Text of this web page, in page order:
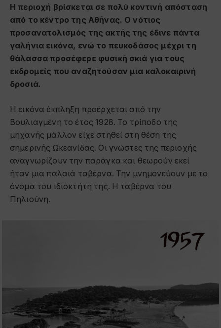
Η περιοχή βρίσκεται σε πολύ κοντινή απόσταση
από το κέντρο της Αθήνας. Ο νότιος
προσανατολισμός της ακτής της έδινε πάντα
γαλήνια εικόνα, ενώ το πευκοδάσος μέχρι τη
θάλασσα προσέφερε φυσική σκιά για τους
εκδρομείς που αναζητούσαν μια καλοκαιρινή
δροσιά.
Η εικόνα έκπληξη προέρχεται από την
Βουλιαγμένη το έτος 1928. Το τρίποδο της
μηχανής μάλλον είχε στηθεί στη θέση της
σημερινής Ωκεανίδας. Οι γνώστες της περιοχής
αναγνωρίζουν την παράγκα και θεωρούν εκεί
ήταν μια παλαιά ταβέρνα. Την μνημονεύουν με το
όνομα του ιδιοκτήτη της. Η ταβέρνα του
Πηλιούνη.